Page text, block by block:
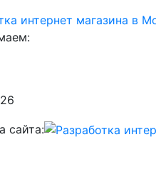
сайта: